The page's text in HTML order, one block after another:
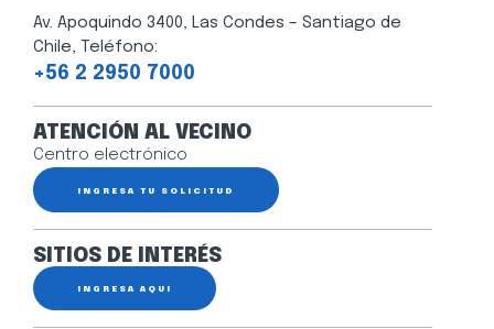
Av. Apoquindo 3400, Las Condes – Santiago de
Chile, Teléfono:
+56 2 2950 7000
ATENCIÓN AL VECINO
Centro electrónico
INGRESA TU SOLICITUD
SITIOS DE INTERÉS
INGRESA AQUÍ